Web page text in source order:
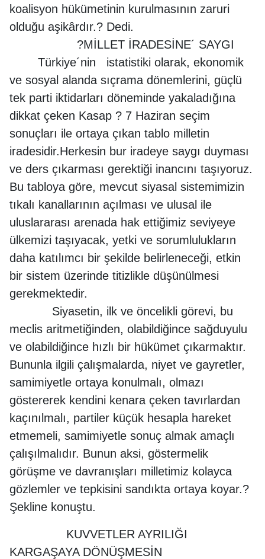
koalisyon hükümetinin kurulmasının zaruri
olduğu aşikârdır.? Dedi.
?MİLLET İRADESİNE´ SAYGI
Türkiye´nin istatistiki olarak, ekonomik
ve sosyal alanda sıçrama dönemlerini, güçlü
tek parti iktidarları döneminde yakaladığına
dikkat çeken Kasap ? 7 Haziran seçim
sonuçları ile ortaya çıkan tablo milletin
iradesidir.Herkesin bur iradeye saygı duyması
ve ders çıkarması gerektiği inancını taşıyoruz.
Bu tabloya göre, mevcut siyasal sistemimizin
tıkalı kanallarının açılması ve ulusal ile
uluslararası arenada hak ettiğimiz seviyeye
ülkemizi taşıyacak, yetki ve sorumlulukların
daha katılımcı bir şekilde belirleneceği, etkin
bir sistem üzerinde titizlikle düşünülmesi
gerekmektedir.
Siyasetin, ilk ve öncelikli görevi, bu
meclis aritmetiğinden, olabildiğince sağduyulu
ve olabildiğince hızlı bir hükümet çıkarmaktır.
Bununla ilgili çalışmalarda, niyet ve gayretler,
samimiyetle ortaya konulmalı, olmazı
göstererek kendini kenara çeken tavırlardan
kaçınılmalı, partiler küçük hesapla hareket
etmemeli, samimiyetle sonuç almak amaçlı
çalışılmalıdır. Bunun aksi, göstermelik
görüşme ve davranışları milletimiz kolayca
gözlemler ve tepkisini sandıkta ortaya koyar.?
Şekline konuştu.
KUVVETLER AYRILIĞI
KARGAŞAYA DÖNÜŞMESİN